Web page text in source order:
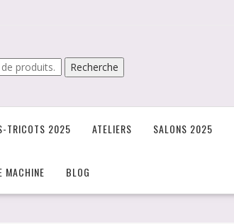
Recherche
TRICOTS 2025 ATELIERS SALONS 2025
MACHINE BLOG